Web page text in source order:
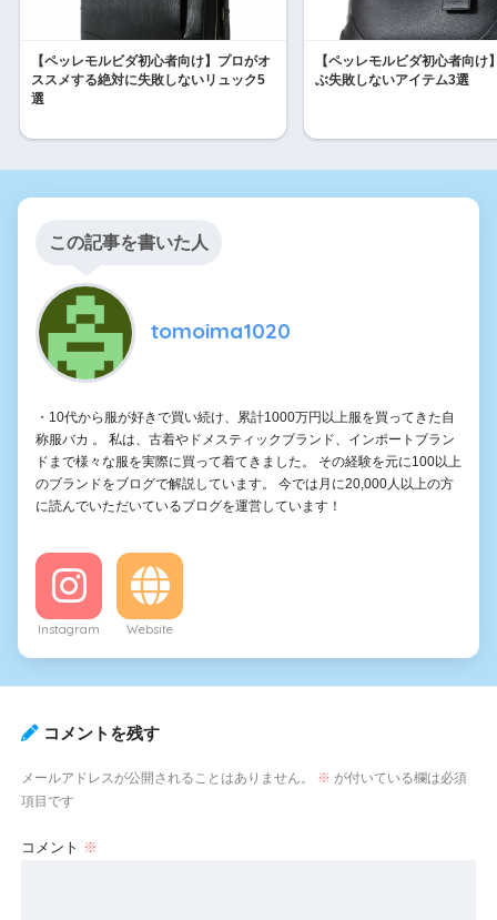
【ペッレモルビダ初心者向け】プロがオ
ススメする絶対に失敗しないリュック5
選
【ペッレモルビダ初心者向け
ぶ失敗しないアイテム3選
この記事を書いた人
tomoima1020
・10代から服が好きで買い続け、累計1000万円以上服を買ってきた自
称服バカ 。 私は、古着やドメスティックブランド、インポートブラン
ドまで様々な服を実際に買って着てきました。 その経験を元に100以上
のブランドをブログで解説しています。 今では月に20,000人以上の方
に読んでいただいているブログを運営しています！
Instagram Website
コメントを残す
メールアドレスが公開されることはありません。 ※ が付いている欄は必須
項目です
コメント ※